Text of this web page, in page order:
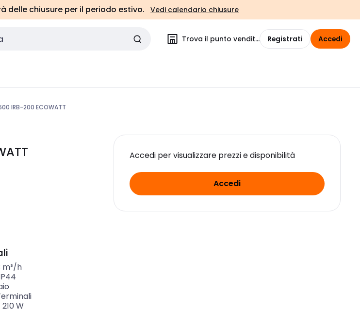
delle chiusure per il periodo estivo. Vedi calendario chiusure
Trova il punto vendita Registrati Accedi
IRB-200 ECOWATT
Accedi per visualizzare prezzi e disponibilità
Accedi
m³/h
210 W